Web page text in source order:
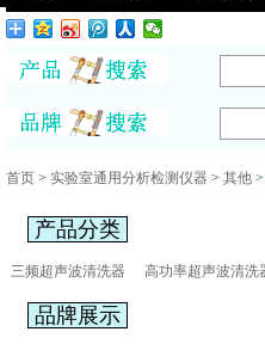
首页> 实验室通用分析检测仪器 > 其他>
产品分类
三频超声波清洗器 高功率超声波清洗
品牌展示